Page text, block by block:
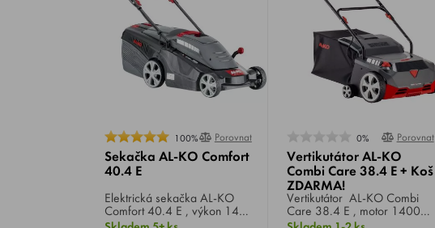
100% Porovnat
Sekačka AL-KO Comfort
40.4 E
Elektrická sekačka AL-KO
Comfort 40.4 E , výkon 1400
W, záběr 40 cm, podvozek
0% Porovnat
Vertikutátor AL-KO
Combi Care 38.4 E + Koš
ZDARMA!
Vertikutátor AL-KO Combi
Care 38.4 E , motor 1400
W, záběr 38 cm, podvozek